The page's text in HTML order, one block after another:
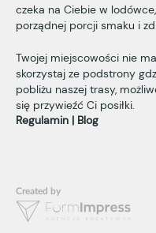
czeka na Ciebie w
porządnej porcji smaku i
Twojej miejscowości nie
skorzystaj ze podstrony
pobliżu naszej trasy,
się przywieźć Ci posiłki.
Regulamin Blog
Created by